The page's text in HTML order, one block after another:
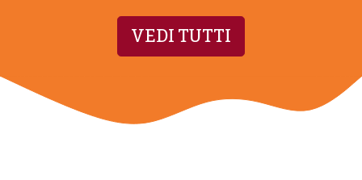
VEDI TUTTI